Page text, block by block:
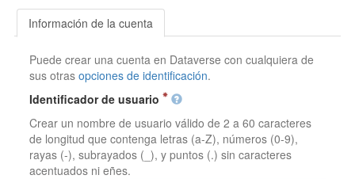
Información de la cuenta
Puede crear una cuenta en Dataverse con cualquiera de
sus otrasopciones de identificación.
Identificador de usuario
Crear un nombre de usuario válido de 2 a 60 caracteres
de longitud que contenga letras (a-Z), números (0-9),
rayas (-), subrayados (_), y puntos (.) sin caracteres
acentuados ni eñes.